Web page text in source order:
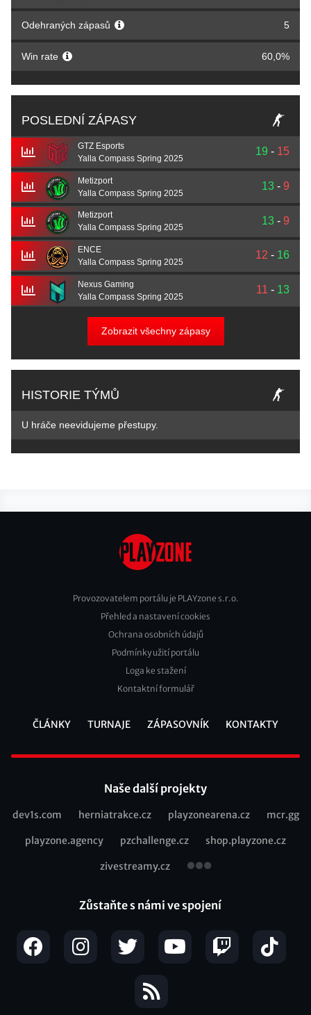
Odehraných zápasů 5
Win rate 60,0%
POSLEDNÍ ZÁPASY
GTZ Esports
Yalla Compass Spring 2025
19 - 15
Metizport
Yalla Compass Spring 2025
13 - 9
Metizport
Yalla Compass Spring 2025
13 - 9
ENCE
Yalla Compass Spring 2025
12 - 16
Nexus Gaming
Yalla Compass Spring 2025
11 - 13
Zobrazit všechny zápasy
HISTORIE TÝMŮ
U hráče neevidujeme přestupy.
Footer
Provozovatelem portálu je PLAYzone s.r.o.
Přehled a nastavení cookies
Ochrana osobních údajů
Podmínky užití portálu
Loga ke stažení
Kontaktní formulář
ČLÁNKY TURNAJE ZÁPASOVNÍK KONTAKTY
Naše další projekty
Recommended
dev1s.com herniatrakce.cz playzonearena.cz mcr.gg
playzone.agency pzchallenge.cz shop.playzone.cz
zivestreamy.cz
Zůstaňte s námi ve spojení